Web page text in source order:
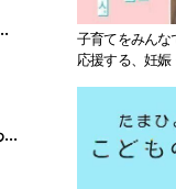
子育てをみんな
応援する、妊